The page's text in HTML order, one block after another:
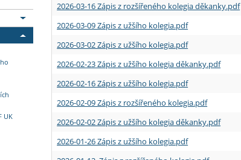
UK
2026-03-16 Zápis z rozšířeného kolegia děkanky.pdf
2026-03-09 Zápis z užšího kolegia.pdf
2026-03-02 Zápis z užšího kolegia.pdf
2026-02-23 Zápis z užšího kolegia děkanky.pdf
2026-02-16 Zápis z užšího kolegia.pdf
2026-02-09 Zápis z rozšířeného kolegia.pdf
2026-02-02 Zápis z užšího kolegia děkanky.pdf
2026-01-26 Zápis z užšího kolegia.pdf